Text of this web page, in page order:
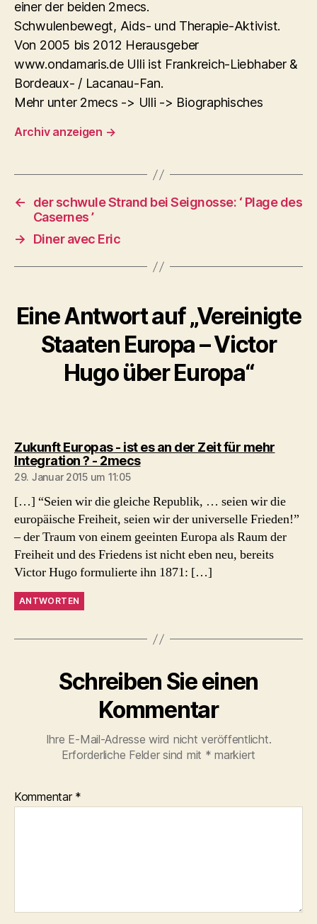
einer der beiden 2mecs.
Schwulenbewegt, Aids- und Therapie-Aktivist.
Von 2005 bis 2012 Herausgeber
www.ondamaris.de Ulli ist Frankreich-Liebhaber &
Bordeaux- / Lacanau-Fan.
Mehr unter 2mecs -> Ulli -> Biographisches
Archiv anzeigen →
←
der schwule Strand bei Seignosse: ‘ Plage des
Casernes ’
→
Diner avec Eric
Eine Antwort auf „Vereinigte
Staaten Europa – Victor
Hugo über Europa“
Zukunft Europas - ist es an der Zeit für mehr
Integration ? - 2mecssagt:
29. Januar 2015 um 11:05
[…] “Seien wir die gleiche Republik, … seien wir die
europäische Freiheit, seien wir der universelle Frieden!”
– der Traum von einem geeinten Europa als Raum der
Freiheit und des Friedens ist nicht eben neu, bereits
Victor Hugo formulierte ihn 1871: […]
ANTWORTEN
Schreiben Sie einen
Kommentar
Ihre E-Mail-Adresse wird nicht veröffentlicht.
Erforderliche Felder sind mit * markiert
Kommentar *